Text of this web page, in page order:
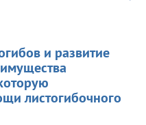
и развитие
листогибочного